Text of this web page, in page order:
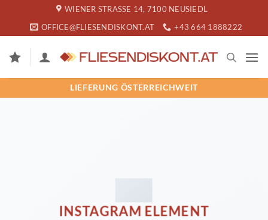
springen
WIENER STRASSE 14, 7100 NEUSIEDL
OFFICE@FLIESENDISKONT.AT
+43 664 1888222
LIEFERUNG ÖSTERREICHWEIT
INSTAGRAM ELEMENT